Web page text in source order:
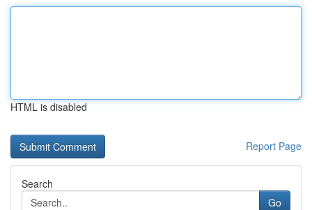
HTML is disabled
Report Page
Search
Go